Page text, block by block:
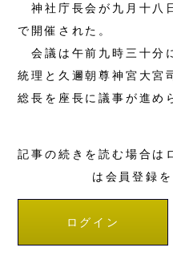
神社庁長会が九月十八
で開催された。
会議は午前九時三十分
統理と久邇朝尊神宮大宮
総長を座長に議事が進め
記事の続きを読む場合は
は会員登録
ログイン